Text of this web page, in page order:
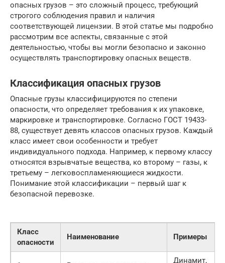
опасных грузов – это сложный процесс, требующий
строгого соблюдения правил и наличия
соответствующей лицензии. В этой статье мы подробно
рассмотрим все аспекты, связанные с этой
деятельностью, чтобы вы могли безопасно и законно
осуществлять транспортировку опасных веществ.
Классификация опасных грузов
Опасные грузы классифицируются по степени
опасности, что определяет требования к их упаковке,
маркировке и транспортировке. Согласно ГОСТ 19433-
88, существует девять классов опасных грузов. Каждый
класс имеет свои особенности и требует
индивидуального подхода. Например, к первому классу
относятся взрывчатые вещества, ко второму – газы, к
третьему – легковоспламеняющиеся жидкости.
Понимание этой классификации – первый шаг к
безопасной перевозке.
Класс
опасности
Наименование Примеры
Динамит,